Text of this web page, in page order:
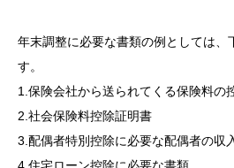
年末調整に必要な書類の例としては、
す。
1.保険会社から送られてくる保険料の
2.社会保険料控除証明書
3.配偶者特別控除に必要な配偶者の収